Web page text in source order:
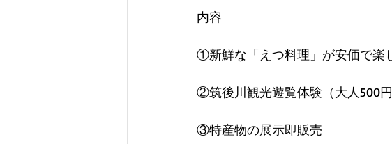
内容
①新鮮な「えつ料理」が安価で楽
②筑後川観光遊覧体験（大人500
③特産物の展示即販売